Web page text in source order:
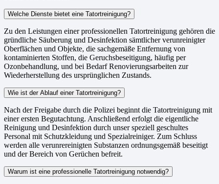
Welche Dienste bietet eine Tatortreinigung?
Zu den Leistungen einer professionellen Tatortreinigung gehören die
gründliche Säuberung und Desinfektion sämtlicher verunreinigter
Oberflächen und Objekte, die sachgemäße Entfernung von
kontaminierten Stoffen, die Geruchsbeseitigung, häufig per
Ozonbehandlung, und bei Bedarf Renovierungsarbeiten zur
Wiederherstellung des ursprünglichen Zustands.
Wie ist der Ablauf einer Tatortreinigung?
Nach der Freigabe durch die Polizei beginnt die Tatortreinigung mit
einer ersten Begutachtung. Anschließend erfolgt die eigentliche
Reinigung und Desinfektion durch unser speziell geschultes
Personal mit Schutzkleidung und Spezialreiniger. Zum Schluss
werden alle verunrereinigten Substanzen ordnungsgemäß beseitigt
und der Bereich von Gerüchen befreit.
Warum ist eine professionelle Tatortreinigung notwendig?